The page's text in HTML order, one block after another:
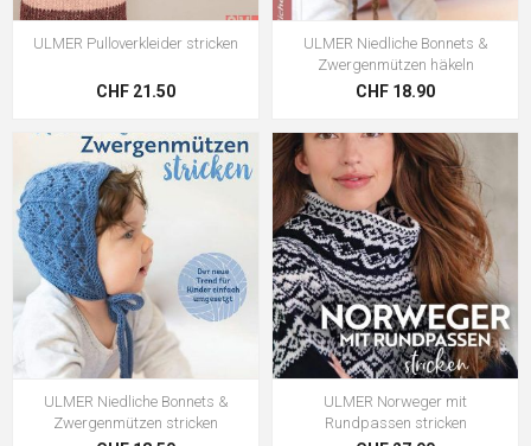
ULMER Pulloverkleider stricken
CHF 21.50
ULMER Niedliche Bonnets &
Zwergenmützen häkeln
CHF 18.90
ULMER Niedliche Bonnets &
Zwergenmützen stricken
ULMER Norweger mit
Rundpassen stricken